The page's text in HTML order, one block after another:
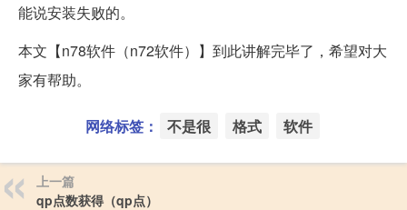
能说安装失败的。
本文【n78软件（n72软件）】到此讲解完毕了，希望对大
家有帮助。
网络标签： 不是很 格式 软件
上一篇
qp点数获得（qp点）